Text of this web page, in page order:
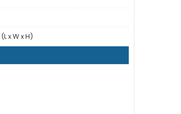
x W x H)